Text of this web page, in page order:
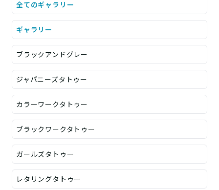
全てのギャラリー
ギャラリー
ブラックアンドグレー
ジャパニーズタトゥー
カラーワークタトゥー
ブラックワークタトゥー
ガールズタトゥー
レタリングタトゥー